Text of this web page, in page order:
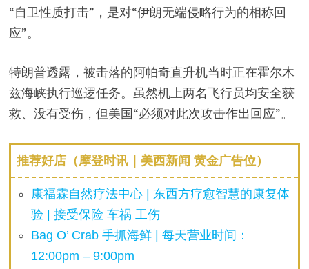
“自卫性质打击”，是对“伊朗无端侵略行为的相称回
应”。
特朗普透露，被击落的阿帕奇直升机当时正在霍尔木
兹海峡执行巡逻任务。虽然机上两名飞行员均安全获
救、没有受伤，但美国“必须对此次攻击作出回应”。
推荐好店（摩登时讯｜美西新闻 黄金广告位）
康福霖自然疗法中心 | 东西方疗愈智慧的康复体
验 | 接受保险 车祸 工伤
Bag O’ Crab 手抓海鲜 | 每天营业时间：
12:00pm – 9:00pm